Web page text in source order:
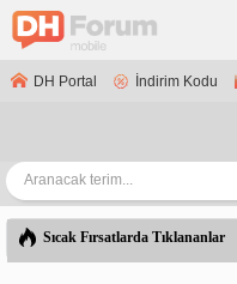
DH Portal İndirim Kodu
Sıcak Fırsatlarda Tıklananlar